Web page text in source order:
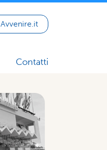
Avvenire.it
Contatti